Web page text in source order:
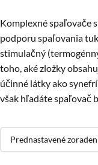
Komplexné spaľovače
podporu spaľovania
stimulačný
toho, aké zložky
účinné látky ako
však hľadáte spaľovač